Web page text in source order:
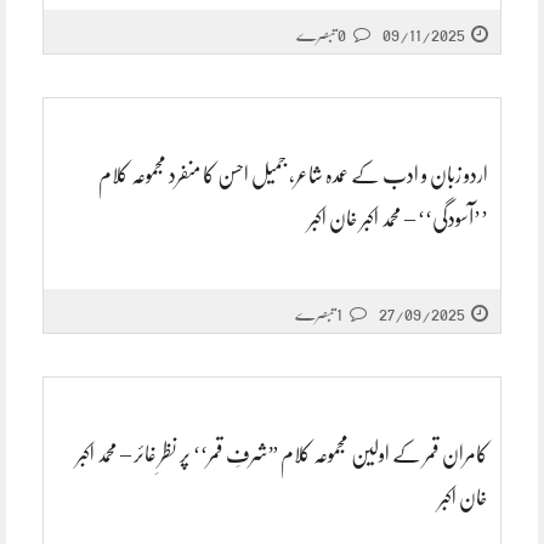
09/11/2025
اردو زبان و ادب کے عمدہ شاعر، جمیل احسن کا منفرد مجموعہ کلام
’’آسودگی‘‘ – محمد اکبر خان اکبر
27/09/2025
کامران قمر کے اولین مجموعہ کلام ”شرفِ قمر‘‘ پر نظرِ غائر – محمد اکبر
خان اکبر